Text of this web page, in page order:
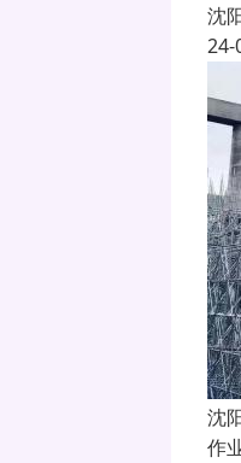
沈
24-
沈
作